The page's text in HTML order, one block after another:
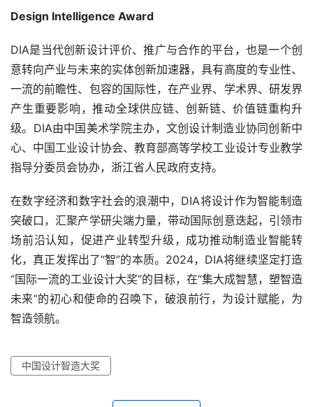
Design Intelligence Award
DIA是当代创新设计评价、推广与合作的平台，也是一个创
意转向产业与未来的实体创新加速器，具有高度的专业性、
一流的前瞻性、包容的国际性，在产业界、学术界、研发界
产生重要影响，推动全球供应链、创新链、价值链重构升
级。DIA由中国美术学院主办，文创设计制造业协同创新中
心、中国工业设计协会、教育部高等学校工业设计专业教学
指导分委员会协办，浙江省人民政府支持。
在数字经济和数字社会的浪潮中，DIA将设计作为智能制造
突破口，汇聚产学研尖端力量，带动国际创意迭起，引领市
场前沿认知，促进产业转型升级，成功推动制造业智能转
化，真正发挥出了“智”的本质。2024，DIA将继续坚定打造
“国际一流的工业设计大奖”的目标，在“集大成智慧，塑智造
未来”的初心和使命的召唤下，破浪前行，为设计赋能，为
智造领航。
中国设计智造大奖